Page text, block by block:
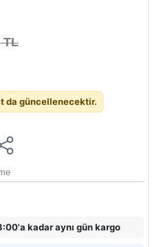
TL
da güncellenecektir.
kadar aynı gün kargo